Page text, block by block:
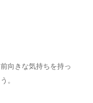
向きな気持ちを持っ
。